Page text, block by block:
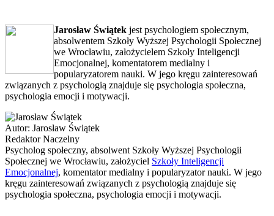
Jarosław Świątek jest psychologiem społecznym,
absolwentem Szkoły Wyższej Psychologii Społecznej
we Wrocławiu, założycielem Szkoły Inteligencji
Emocjonalnej, komentatorem medialny i
popularyzatorem nauki. W jego kręgu zainteresowań
związanych z psychologią znajduje się psychologia społeczna,
psychologia emocji i motywacji.
Autor: Jarosław Świątek
Redaktor Naczelny
Psycholog społeczny, absolwent Szkoły Wyższej Psychologii
Społecznej we Wrocławiu, założyciel Szkoły Inteligencji
Emocjonalnej, komentator medialny i popularyzator nauki. W jego
kręgu zainteresowań związanych z psychologią znajduje się
psychologia społeczna, psychologia emocji i motywacji.